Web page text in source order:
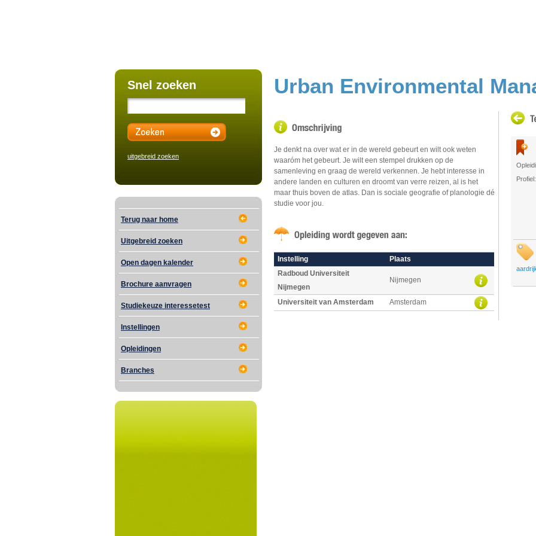
Snel zoeken
uitgebreid zoeken
Terug naar home
Uitgebreid zoeken
Open dagen kalender
Brochure aanvragen
Studiekeuze interessetest
Instellingen
Opleidingen
Branches
Urban Environmental
Je denkt na over wat er in de wereld gebeurt en wilt ook weten
waaróm het gebeurt. Je wilt een stempel drukken op de
samenleving en graag de wereld verkennen. Je hebt interesse in
andere landen en culturen en droomt van verre reizen, al is het
maar thuis boven de atlas. Dan is sociale geografie of planologie dé
studie voor jou.
Instelling
Plaats
Radboud Universiteit
Nijmegen
Nijmegen
Universiteit van Amsterdam Amsterdam
Profiel: